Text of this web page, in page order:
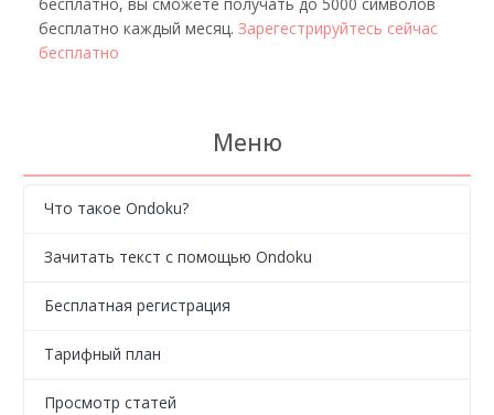
бесплатно каждый месяц. Зарегестрируйтесь сейчас
бесплатно
Меню
Что такое Ondoku?
Зачитать текст с помощью Ondoku
Бесплатная регистрация
Тарифный план
Просмотр статей